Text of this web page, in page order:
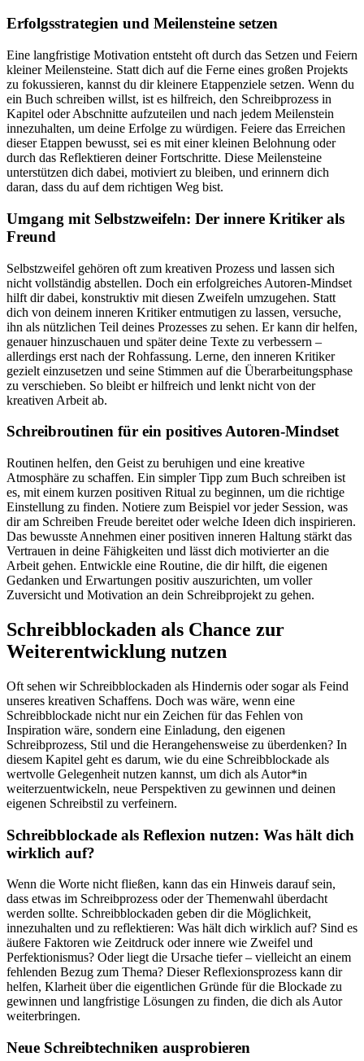
Erfolgsstrategien und Meilensteine setzen
Eine langfristige Motivation entsteht oft durch das Setzen und Feiern
kleiner Meilensteine. Statt dich auf die Ferne eines großen Projekts
zu fokussieren, kannst du dir kleinere Etappenziele setzen. Wenn du
ein Buch schreiben willst, ist es hilfreich, den Schreibprozess in
Kapitel oder Abschnitte aufzuteilen und nach jedem Meilenstein
innezuhalten, um deine Erfolge zu würdigen. Feiere das Erreichen
dieser Etappen bewusst, sei es mit einer kleinen Belohnung oder
durch das Reflektieren deiner Fortschritte. Diese Meilensteine
unterstützen dich dabei, motiviert zu bleiben, und erinnern dich
daran, dass du auf dem richtigen Weg bist.
Umgang mit Selbstzweifeln: Der innere Kritiker als
Freund
Selbstzweifel gehören oft zum kreativen Prozess und lassen sich
nicht vollständig abstellen. Doch ein erfolgreiches Autoren-Mindset
hilft dir dabei, konstruktiv mit diesen Zweifeln umzugehen. Statt
dich von deinem inneren Kritiker entmutigen zu lassen, versuche,
ihn als nützlichen Teil deines Prozesses zu sehen. Er kann dir helfen,
genauer hinzuschauen und später deine Texte zu verbessern –
allerdings erst nach der Rohfassung. Lerne, den inneren Kritiker
gezielt einzusetzen und seine Stimmen auf die Überarbeitungsphase
zu verschieben. So bleibt er hilfreich und lenkt nicht von der
kreativen Arbeit ab.
Schreibroutinen für ein positives Autoren-Mindset
Routinen helfen, den Geist zu beruhigen und eine kreative
Atmosphäre zu schaffen. Ein simpler Tipp zum Buch schreiben ist
es, mit einem kurzen positiven Ritual zu beginnen, um die richtige
Einstellung zu finden. Notiere zum Beispiel vor jeder Session, was
dir am Schreiben Freude bereitet oder welche Ideen dich inspirieren.
Das bewusste Annehmen einer positiven inneren Haltung stärkt das
Vertrauen in deine Fähigkeiten und lässt dich motivierter an die
Arbeit gehen. Entwickle eine Routine, die dir hilft, die eigenen
Gedanken und Erwartungen positiv auszurichten, um voller
Zuversicht und Motivation an dein Schreibprojekt zu gehen.
Schreibblockaden als Chance zur
Weiterentwicklung nutzen
Oft sehen wir Schreibblockaden als Hindernis oder sogar als Feind
unseres kreativen Schaffens. Doch was wäre, wenn eine
Schreibblockade nicht nur ein Zeichen für das Fehlen von
Inspiration wäre, sondern eine Einladung, den eigenen
Schreibprozess, Stil und die Herangehensweise zu überdenken? In
diesem Kapitel geht es darum, wie du eine Schreibblockade als
wertvolle Gelegenheit nutzen kannst, um dich als Autor*in
weiterzuentwickeln, neue Perspektiven zu gewinnen und deinen
eigenen Schreibstil zu verfeinern.
Schreibblockade als Reflexion nutzen: Was hält dich
wirklich auf?
Wenn die Worte nicht fließen, kann das ein Hinweis darauf sein,
dass etwas im Schreibprozess oder der Themenwahl überdacht
werden sollte. Schreibblockaden geben dir die Möglichkeit,
innezuhalten und zu reflektieren: Was hält dich wirklich auf? Sind es
äußere Faktoren wie Zeitdruck oder innere wie Zweifel und
Perfektionismus? Oder liegt die Ursache tiefer – vielleicht an einem
fehlenden Bezug zum Thema? Dieser Reflexionsprozess kann dir
helfen, Klarheit über die eigentlichen Gründe für die Blockade zu
gewinnen und langfristige Lösungen zu finden, die dich als Autor
weiterbringen.
Neue Schreibtechniken ausprobieren